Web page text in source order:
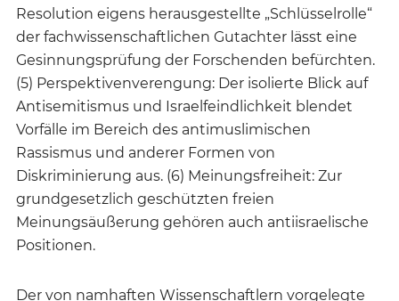
Resolution eigens herausgestellte „Schlüsselrolle“
der fachwissenschaftlichen Gutachter lässt eine
Gesinnungsprüfung der Forschenden befürchten.
(5) Perspektivenverengung: Der isolierte Blick auf
Antisemitismus und Israelfeindlichkeit blendet
Vorfälle im Bereich des antimuslimischen
Rassismus und anderer Formen von
Diskriminierung aus. (6) Meinungsfreiheit: Zur
grundgesetzlich geschützten freien
Meinungsäußerung gehören auch antiisraelische
Positionen.
Der von namhaften Wissenschaftlern vorgelegte